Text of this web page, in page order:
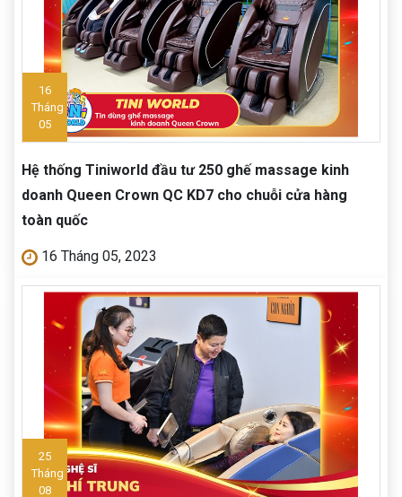
16
Tháng
05
Hệ thống Tiniworld đầu tư 250 ghế massage kinh
doanh Queen Crown QC KD7 cho chuỗi cửa hàng
toàn quốc
16 Tháng 05, 2023
25
Tháng
08